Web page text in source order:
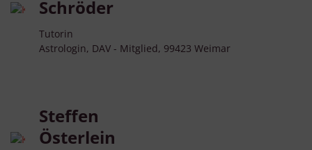
Schröder
Tutorin
Astrologin, DAV - Mitglied, 99423 Weimar
Steffen
Österlein